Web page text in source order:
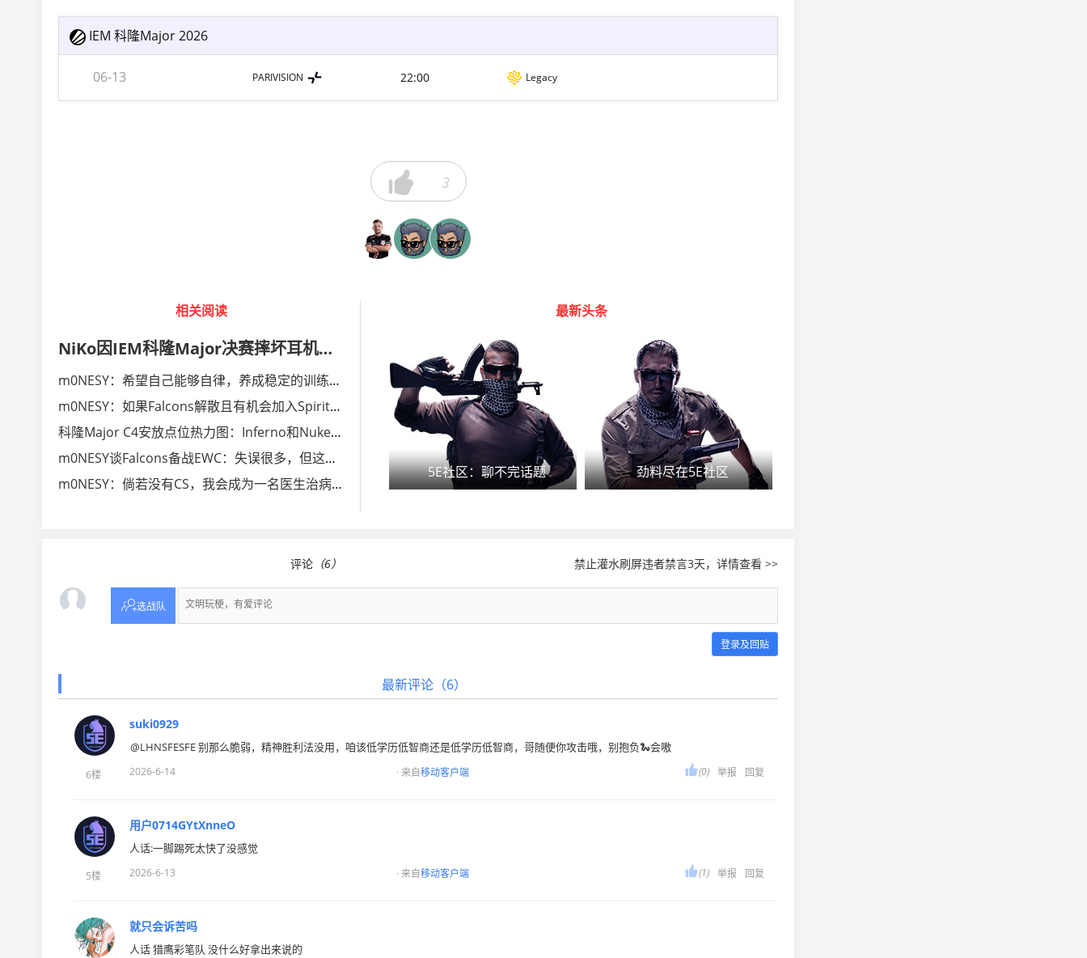
IEM 科隆Major 2026
06-13 PARIVISION 22:00 Legacy
 3
相关阅读
NiKo因IEM科隆Major决赛摔坏耳机遭到ESL罚款一千美元
m0NESY：希望自己能够自律，养成稳定的训练习惯
m0NESY：如果Falcons解散且有机会加入Spirit，我会去加盟的
科隆Major C4安放点位热力图：Inferno和Nuke最为多变
m0NESY谈Falcons备战EWC：失误很多，但这不是坏事
m0NESY：倘若没有CS，我会成为一名医生治病救人
最新头条
5E社区：聊不完话题 劲料尽在5E社区
禁止灌水刷屏违者禁言3天，详情查看 >>
评论 （6）
选战队
登录及回贴
最新评论（6）
6楼
suki0929
@LHNSFESFE 别那么脆弱，精神胜利法没用，咱该低学历低智商还是低学历低智商，哥随便你攻击哦，别抱负🐍会嗷
2026-6-14 · 来自移动客户端 回复
举报
(0)
5楼
用户0714GYtXnneO
人话:一脚踢死太快了没感觉
2026-6-13 · 来自移动客户端 回复
举报
(1)
就只会诉苦吗
人话 猎鹰彩笔队 没什么好拿出来说的